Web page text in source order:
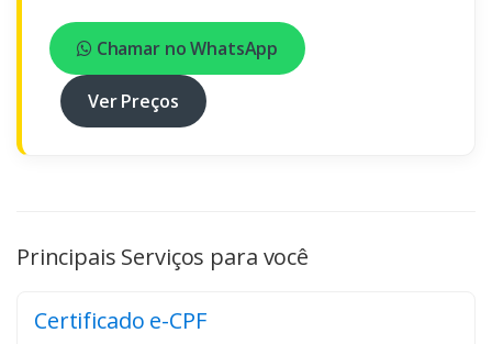
Chamar no WhatsApp
Ver Preços
Principais Serviços para você
Certificado e-CPF